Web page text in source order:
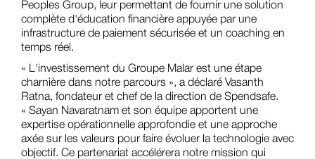
Peoples Group, leur permettant de fournir une solution
complète d'éducation financière appuyée par une
infrastructure de paiement sécurisée et un coaching en
temps réel.
« L'investissement du Groupe Malar est une étape
charnière dans notre parcours », a déclaré Vasanth
Ratna, fondateur et chef de la direction de Spendsafe.
« Sayan Navaratnam et son équipe apportent une
expertise opérationnelle approfondie et une approche
axée sur les valeurs pour faire évoluer la technologie avec
objectif. Ce partenariat accélérera notre mission qui